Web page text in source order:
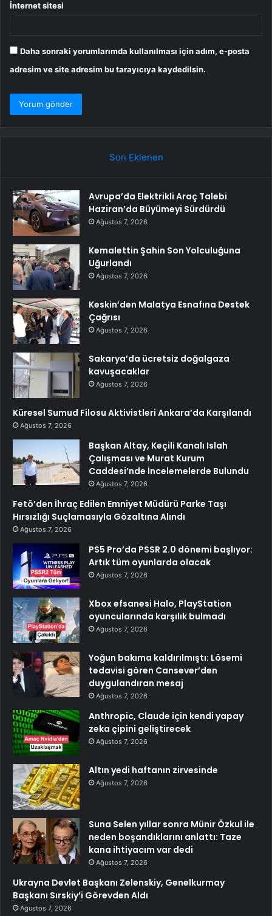
İnternet sitesi
Daha sonraki yorumlarımda kullanılması için adım, e-posta
adresim ve site adresim bu tarayıcıya kaydedilsin.
Son Eklenen
Avrupa’da Elektrikli Araç Talebi
Haziran’da Büyümeyi Sürdürdü
Ağustos 7, 2026
Kemalettin Şahin Son Yolculuğuna
Uğurlandı
Ağustos 7, 2026
Keskin’den Malatya Esnafına Destek
Çağrısı
Ağustos 7, 2026
Sakarya’da ücretsiz doğalgaza
kavuşacaklar
Ağustos 7, 2026
Küresel Sumud Filosu Aktivistleri Ankara’da Karşılandı
Ağustos 7, 2026
Başkan Altay, Keçili Kanalı Islah
Çalışması ve Murat Kurum
Caddesi’nde İncelemelerde Bulundu
Ağustos 7, 2026
Fetö’den İhraç Edilen Emniyet Müdürü Parke Taşı
Hırsızlığı Suçlamasıyla Gözaltına Alındı
Ağustos 7, 2026
PS5 Pro’da PSSR 2.0 dönemi başlıyor:
Artık tüm oyunlarda olacak
Ağustos 7, 2026
Xbox efsanesi Halo, PlayStation
oyuncularında karşılık bulmadı
Ağustos 7, 2026
Yoğun bakıma kaldırılmıştı: Lösemi
tedavisi gören Cansever’den
duygulandıran mesaj
Ağustos 7, 2026
Anthropic, Claude için kendi yapay
zeka çipini geliştirecek
Ağustos 7, 2026
Altın yedi haftanın zirvesinde
Ağustos 7, 2026
Suna Selen yıllar sonra Münir Özkul ile
neden boşandıklarını anlattı: Taze
kana ihtiyacım var dedi
Ağustos 7, 2026
Ukrayna Devlet Başkanı Zelenskiy, Genelkurmay
Başkanı Sırskiy’i Görevden Aldı
Ağustos 7, 2026